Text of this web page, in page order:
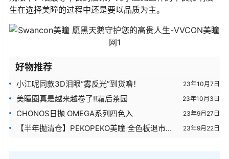
生在选择美瞳的过程中还是要以品质为主。
好物推荐
小江呢同款3D泪眼“雾反光”到货噜！ 23年10月7日
美瞳圈真是越来越卷了!!霜后茶园 23年10月3日
CHONOS日抛 OMEGA系列四色入 23年9月27日
【半年抛清仓】PEKOPEKO美瞳 全色板退市清
23年9月22日